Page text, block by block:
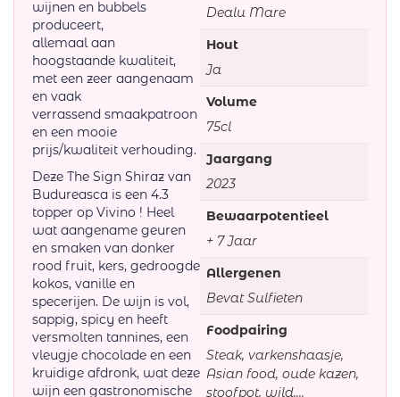
wijnen en bubbels
produceert,
allemaal aan
hoogstaande kwaliteit,
met een zeer aangenaam
en vaak
verrassend smaakpatroon
en een mooie
prijs/kwaliteit verhouding.
Deze The Sign Shiraz van
Budureasca is een 4.3
topper op Vivino ! Heel
wat aangename geuren
en smaken van donker
rood fruit, kers, gedroogde
kokos, vanille en
specerijen. De wijn is vol,
sappig, spicy en heeft
versmolten tannines, een
vleugje chocolade en een
kruidige afdronk, wat deze
wijn een gastronomische
Dealu Mare
Hout
Ja
Volume
75cl
Jaargang
2023
Bewaarpotentieel
+ 7 Jaar
Allergenen
Bevat Sulfieten
Foodpairing
Steak, varkenshaasje,
Asian food, oude kazen,
stoofpot, wild,...